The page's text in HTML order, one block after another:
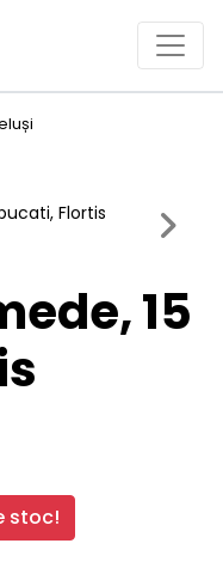
Next
15
stoc!